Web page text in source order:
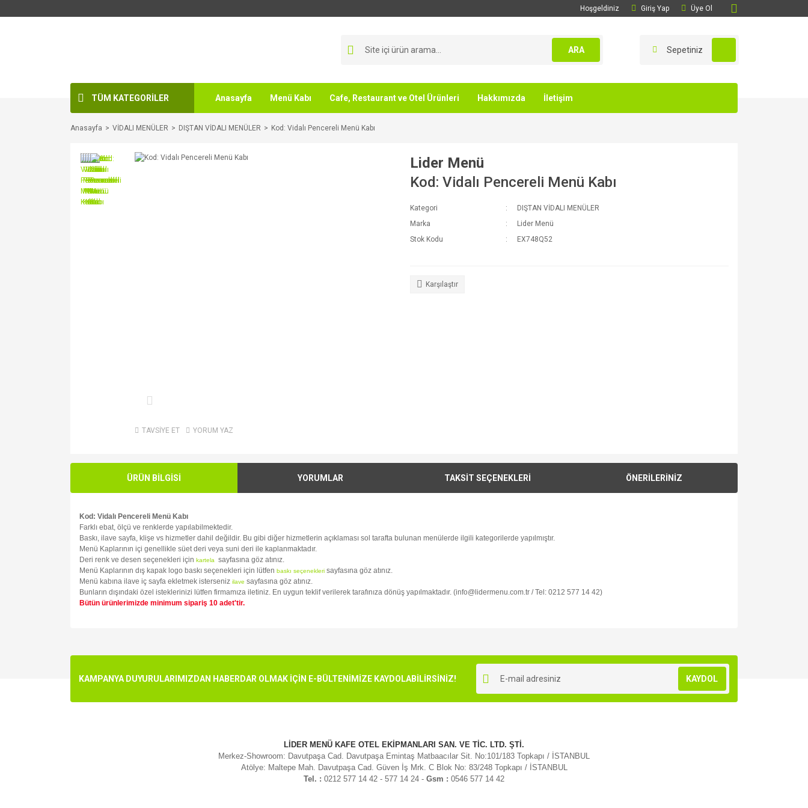
Hoşgeldiniz Giriş Yap Üye Ol
ARA Sepetiniz
TÜM KATEGORİLER Anasayfa Menü Kabı Cafe, Restaurant ve Otel Ürünleri Hakkımızda İletişim
Anasayfa VİDALI MENÜLER DIŞTAN VİDALI MENÜLER Kod: Vidalı Pencereli Menü Kabı
TAVSİYE ET YORUM YAZ
Lider Menü
Kod: Vidalı Pencereli Menü Kabı
Kategori
DIŞTAN VİDALI MENÜLER
Marka
Lider Menü
Stok Kodu
EX748Q52
Karşılaştır
ÜRÜN BİLGİSİ YORUMLAR TAKSİT SEÇENEKLERİ ÖNERİLERİNİZ
Kod: Vidalı Pencereli Menü Kabı
Farklı ebat, ölçü ve renklerde yapılabilmektedir.
Baskı, ilave sayfa, klişe vs hizmetler dahil değildir. Bu gibi diğer hizmetlerin açıklaması sol tarafta bulunan menülerde ilgili kategorilerde yapılmıştır.
Menü Kaplarının içi genellikle süet deri veya suni deri ile kaplanmaktadır.
Deri renk ve desen seçenekleri için kartela sayfasına göz atınız.
Menü Kaplarının dış kapak logo baskı seçenekleri için lütfen baskı seçenekleri sayfasına göz atınız.
Menü kabına ilave iç sayfa ekletmek isterseniz ilave sayfasına göz atınız.
Bunların dışındaki özel isteklerinizi lütfen firmamıza iletiniz. En uygun teklif verilerek tarafınıza dönüş yapılmaktadır. (info@lidermenu.com.tr / Tel: 0212 577 14 42)
Bütün ürünlerimizde minimum sipariş 10 adet'tir.
Ürün resmi kalitesiz, bozuk veya görüntülenemiyor.
KAMPANYA DUYURULARIMIZDAN HABERDAR OLMAK İÇİN E-BÜLTENİMİZE KAYDOLABİLİRSİNİZ! KAYDOL
LİDER MENÜ KAFE OTEL EKİPMANLARI SAN. VE TİC. LTD. ŞTİ.
Merkez-Showroom: Davutpaşa Cad. Davutpaşa Emintaş Matbaacılar Sit. No:101/183 Topkapı / İSTANBUL
Atölye: Maltepe Mah. Davutpaşa Cad. Güven İş Mrk. C Blok No: 83/248 Topkapı / İSTANBUL
Tel. : 0212 577 14 42 - 577 14 24 - Gsm : 0546 577 14 42